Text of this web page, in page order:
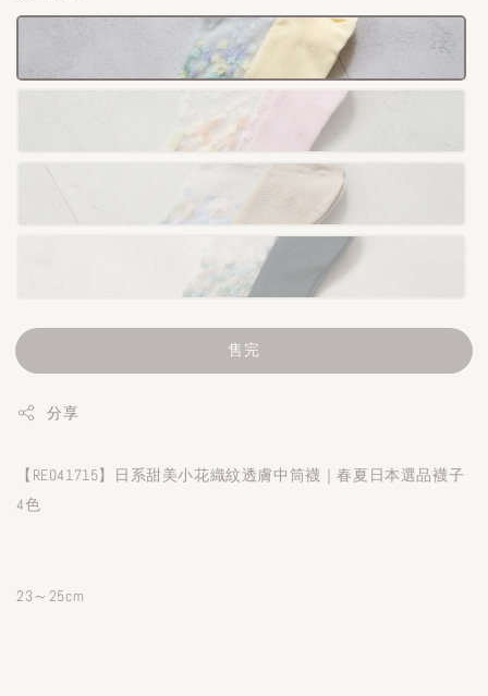
售完
分享
【RE041715】日系甜美小花織紋透膚中筒襪｜春夏日本選品襪子
4色
23～25cm